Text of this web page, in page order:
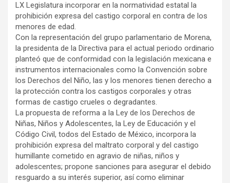
LX Legislatura incorporar en la normatividad estatal la
prohibición expresa del castigo corporal en contra de los
menores de edad.
Con la representación del grupo parlamentario de Morena,
la presidenta de la Directiva para el actual periodo ordinario
planteó que de conformidad con la legislación mexicana e
instrumentos internacionales como la Convención sobre
los Derechos del Niño, las y los menores tienen derecho a
la protección contra los castigos corporales y otras
formas de castigo crueles o degradantes.
La propuesta de reforma a la Ley de los Derechos de
Niñas, Niños y Adolescentes, la Ley de Educación y el
Código Civil, todos del Estado de México, incorpora la
prohibición expresa del maltrato corporal y del castigo
humillante cometido en agravio de niñas, niños y
adolescentes; propone sanciones para asegurar el debido
resguardo a su interés superior, así como eliminar